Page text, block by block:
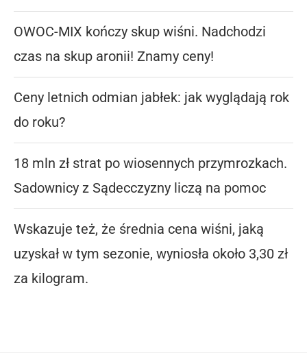
OWOC-MIX kończy skup wiśni. Nadchodzi
czas na skup aronii! Znamy ceny!
Ceny letnich odmian jabłek: jak wyglądają rok
do roku?
18 mln zł strat po wiosennych przymrozkach.
Sadownicy z Sądecczyzny liczą na pomoc
Wskazuje też, że średnia cena wiśni, jaką
uzyskał w tym sezonie, wyniosła około 3,30 zł
za kilogram.